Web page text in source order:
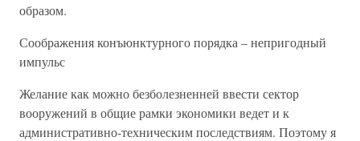
образом.
Соображения конъюнктурного порядка – непригодный
импульс
Желание как можно безболезненней ввести сектор
вооружений в общие рамки экономики ведет и к
административно-техническим последствиям. Поэтому я